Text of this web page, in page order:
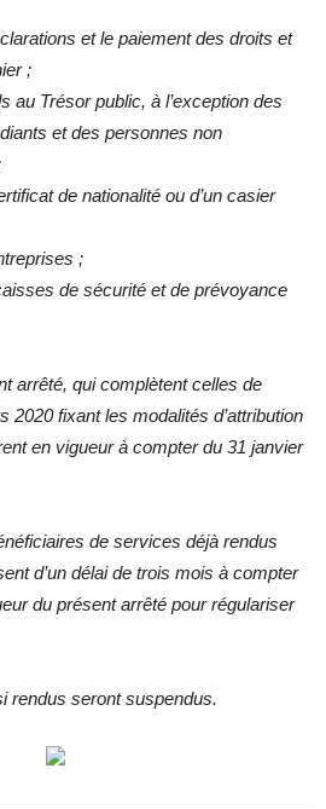
et le paiement des droits et
;
au Trésor public, à l’exception des
et des personnes non
de nationalité ou d’un casier
;
de sécurité et de prévoyance
arrêté, qui complètent celles de
2020 fixant les modalités d’attribution
en vigueur à compter du 31 janvier
de services déjà rendus
d’un délai de trois mois à compter
du présent arrêté pour régulariser
rendus seront suspendus.